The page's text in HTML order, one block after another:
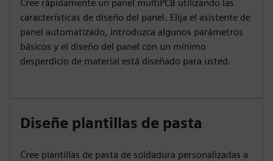
Cree rápidamente un panel multiPCB utilizando las
características de diseño del panel. Elija el asistente de
panel automatizado, introduzca algunos parámetros
básicos y el diseño del panel con un mínimo
desperdicio de material está diseñado para usted.
Diseñe plantillas de pasta
Cree plantillas de pasta de soldadura personalizadas a